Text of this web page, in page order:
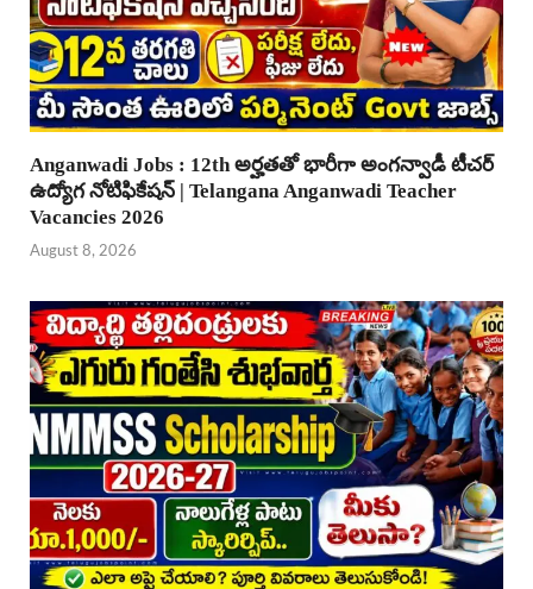
Anganwadi Jobs : 12th అర్హతతో భారీగా అంగన్వాడీ టీచర్
ఉద్యోగ నోటిఫికేషన్ | Telangana Anganwadi Teacher
Vacancies 2026
August 8, 2026